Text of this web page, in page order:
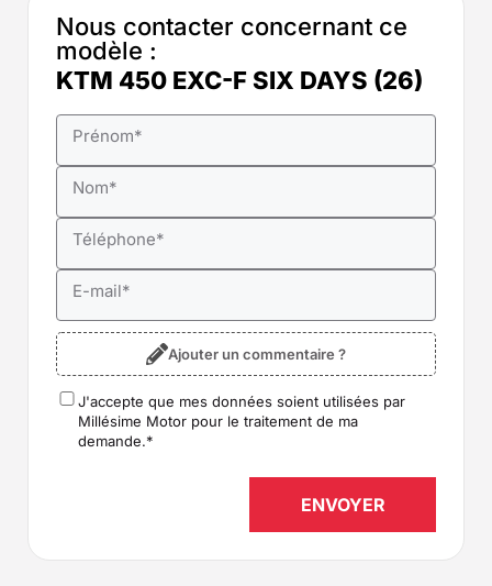
Nous contacter concernant ce
modèle :
KTM 450 EXC-F SIX DAYS (26)
Prénom*
Nom*
Téléphone*
E-mail*
Ajouter un commentaire ?
RGPD*
J'accepte que mes données soient utilisées par
Millésime Motor pour le traitement de ma
demande.*